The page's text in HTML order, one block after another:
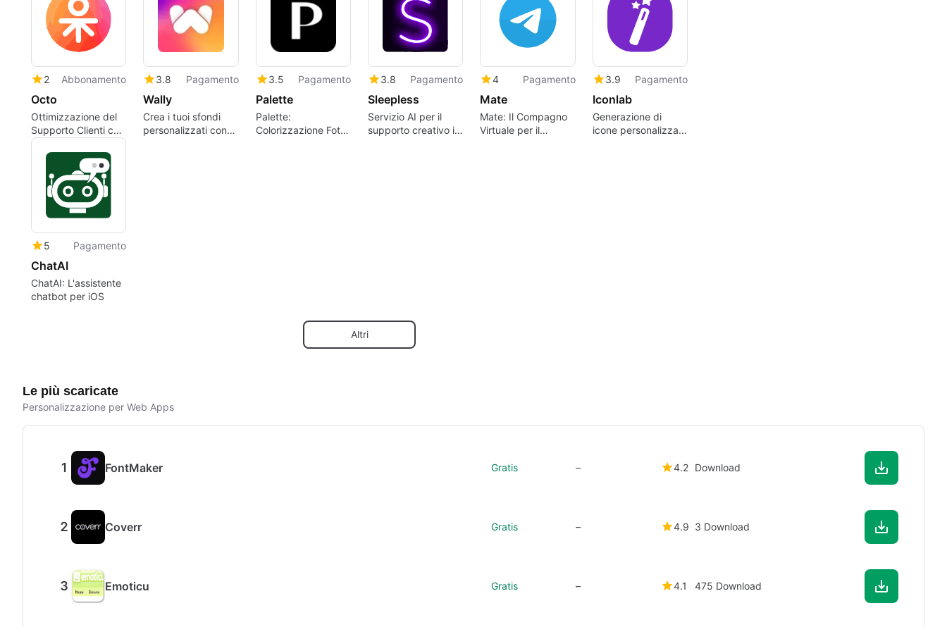
2 Abbonamento
Octo
Ottimizzazione del
Supporto Clienti con
Octo
3.8 Pagamento
Wally
Crea i tuoi sfondi
personalizzati con
3.5 Pagamento
Palette
Palette:
Colorizzazione Foto
3.8 Pagamento
Sleepless
Servizio AI per il
supporto creativo in
4 Pagamento
Mate
Mate: Il Compagno
Virtuale per il
3.9 Pagamento
Iconlab
Generazione di
icone personalizzate
5 Pagamento
ChatAI
ChatAI: L'assistente
chatbot per iOS
Altri
Le più scaricate
Personalizzazione per Web Apps
FontMaker Gratis – 4.2 Download
Coverr Gratis – 4.9 3 Download
Emoticu Gratis – 4.1 475 Download